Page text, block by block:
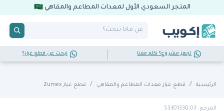
المتجر السعودي الأول لمعدات المطاعم والمقاهي
تجهز مشروع؟ تكلم معنا تبحث عن قطع غيار؟
الرئيسية قطع غيار معدات المطاعم والمقاهي قطع غيار Zumex
المرجع: S3301330:03